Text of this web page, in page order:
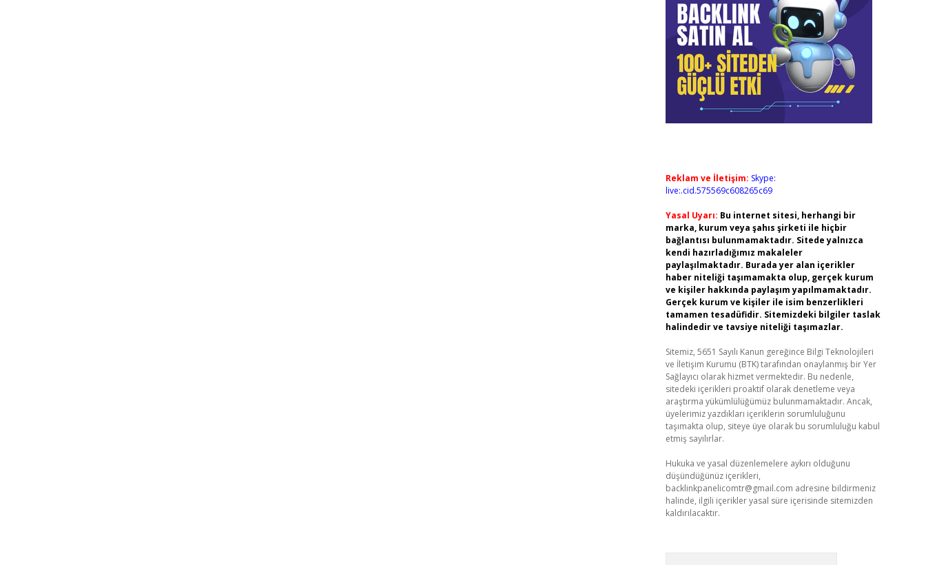
Reklam ve İletişim: Skype:
live:.cid.575569c608265c69
Yasal Uyarı: Bu internet sitesi, herhangi bir
marka, kurum veya şahıs şirketi ile hiçbir
bağlantısı bulunmamaktadır. Sitede yalnızca
kendi hazırladığımız makaleler
paylaşılmaktadır. Burada yer alan içerikler
haber niteliği taşımamakta olup, gerçek kurum
ve kişiler hakkında paylaşım yapılmamaktadır.
Gerçek kurum ve kişiler ile isim benzerlikleri
tamamen tesadüfidir. Sitemizdeki bilgiler taslak
halindedir ve tavsiye niteliği taşımazlar.
Sitemiz, 5651 Sayılı Kanun gereğince Bilgi Teknolojileri
ve İletişim Kurumu (BTK) tarafından onaylanmış bir Yer
Sağlayıcı olarak hizmet vermektedir. Bu nedenle,
sitedeki içerikleri proaktif olarak denetleme veya
araştırma yükümlülüğümüz bulunmamaktadır. Ancak,
üyelerimiz yazdıkları içeriklerin sorumluluğunu
taşımakta olup, siteye üye olarak bu sorumluluğu kabul
etmiş sayılırlar.
Hukuka ve yasal düzenlemelere aykırı olduğunu
düşündüğünüz içerikleri,
backlinkpanelicomtr@gmail.com adresine bildirmeniz
halinde, ilgili içerikler yasal süre içerisinde sitemizden
kaldırılacaktır.